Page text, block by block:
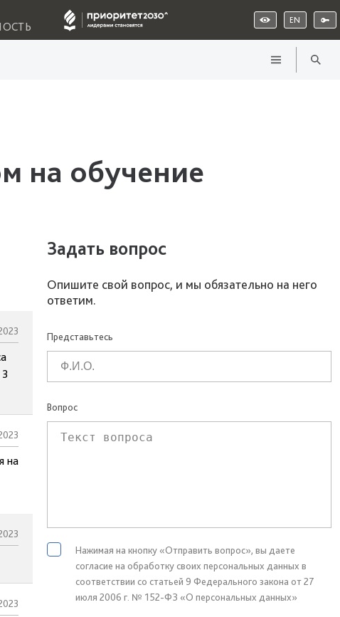
EN
на обучение
на
Задать вопрос
Опишите свой вопрос, и мы обязательно на него
ответим.
Представьтесь
Вопрос
Нажимая на кнопку «Отправить вопрос», вы даете
согласие на обработку своих персональных данных в
соответствии со статьей 9 Федерального закона от 27
июля 2006 г. № 152-ФЗ «О персональных данных»